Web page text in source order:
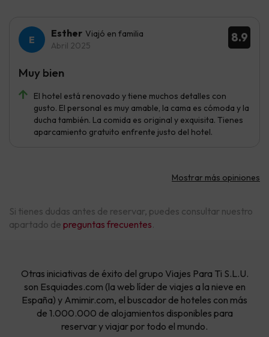
8.9
Esther Viajó en familia
Abril 2025
El hotel está renovado y tiene muchos detalles con
gusto. El personal es muy amable, la cama es cómoda y la
ducha también. La comida es original y exquisita. Tienes
aparcamiento gratuito enfrente justo del hotel.
Muy bien
Mostrar más opiniones
Si tienes dudas antes de reservar, puedes consultar nuestro
apartado de preguntas frecuentes.
Otras iniciativas de éxito del grupo Viajes Para Ti S.L.U.
son Esquiades.com (la web líder de viajes a la nieve en
España) y Amimir.com, el buscador de hoteles con más
de 1.000.000 de alojamientos disponibles para
reservar y viajar por todo el mundo.